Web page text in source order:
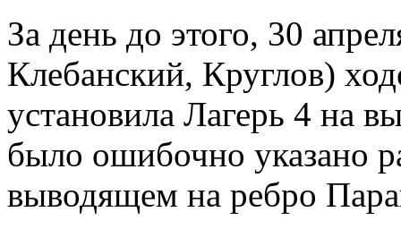
За день до этого, 30
Клебанский, Круглов)
установила Лагерь 4 на
было ошибочно указано
выводящем на ребро